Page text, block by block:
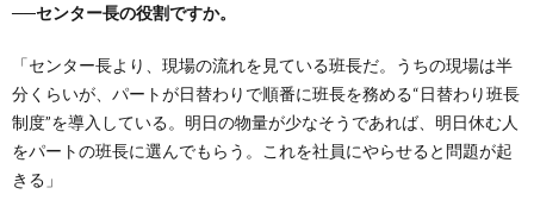
──センター長の役割ですか。
「センター長より、現場の流れを見ている班長だ。うちの現場は半
分くらいが、パートが日替わりで順番に班長を務める“日替わり班長
制度”を導入している。明日の物量が少なそうであれば、明日休む人
をパートの班長に選んでもらう。これを社員にやらせると問題が起
きる」